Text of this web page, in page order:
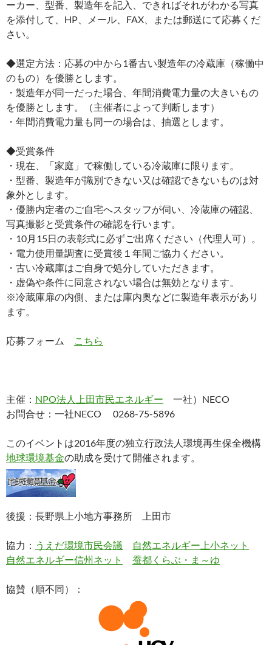
ーカー、型番、製造年を記入、できればそれがわかる写真
を添付して、HP、メール、FAX、または郵送にて応募くだ
さい。
◆選定方法：応募の中から1番古い製造年の冷蔵庫（稼働中
のもの）を優勝とします。
・製造年が同一だった場合、年間消費電力量の大きいもの
を優勝とします。（主催者によって判断します）
・年間消費電力量も同一の場合は、抽選とします。
◆受賞条件
・現在、「家庭」で稼働している冷蔵庫に限ります。
・型番、製造年が識別できない又は確認できないものは対
象外とします。
・優勝内定者のご自宅へスタッフが伺い、冷蔵庫の確認、
写真撮影と受賞条件の確認を行います。
・10月15日の表彰式に必ずご出席ください（代理人可）。
・電力使用量調査に受賞後１年間ご協力ください。
・古い冷蔵庫はご自身で処分していただきます。
・虚偽や条件に同意されない場合は無効となります。
※冷蔵庫扉の内側、または庫内奥などに製造年表示があり
ます。
応募フォーム こちら
主催： NPO法人上田市民エネルギー 一社）NECO
お問合せ：一社NECO 0268-75-5896
このイベントは2016年度の独立行政法人環境再生保全機構
地球環境基金の助成を受けて開催されます。
後援：長野県上小地方事務所 上田市
協力： うえだ環境市民会議
自然エネルギー上小ネット
自然エネルギー信州ネット
蚕都くらぶ・ま～ゆ
協賛（順不同）：